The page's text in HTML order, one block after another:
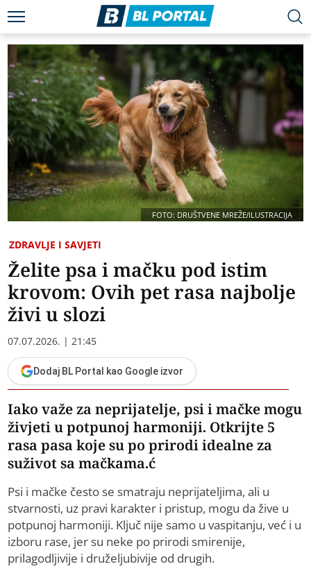
FOTO: DRUŠTVENE MREŽE/ILUSTRACIJA
ZDRAVLJE I SAVJETI
Želite psa i mačku pod istim
krovom: Ovih pet rasa najbolje
živi u slozi
07.07.2026. | 21:45
Dodaj BL Portal kao Google izvor
Iako važe za neprijatelje, psi i mačke mogu
živjeti u potpunoj harmoniji. Otkrijte 5
rasa pasa koje su po prirodi idealne za
suživot sa mačkama.ć
Psi i mačke često se smatraju neprijateljima, ali u
stvarnosti, uz pravi karakter i pristup, mogu da žive u
potpunoj harmoniji. Ključ nije samo u vaspitanju, već i u
izboru rase, jer su neke po prirodi smirenije,
prilagodljivije i druželjubivije od drugih.